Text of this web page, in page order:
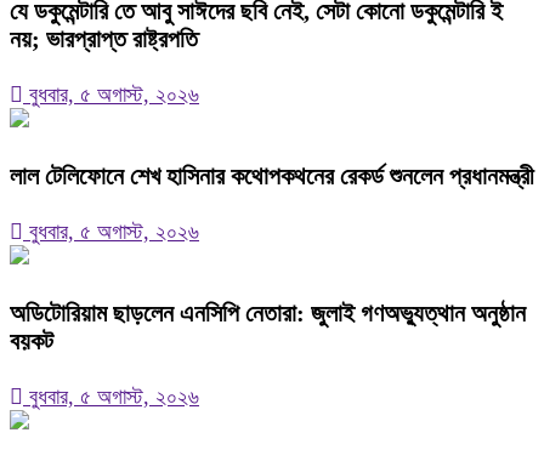
যে ডকুমেন্টারি তে আবু সাঈদের ছবি নেই, সেটা কোনো ডকুমেন্টারি ই
নয়; ভারপ্রাপ্ত রাষ্ট্রপতি
বুধবার, ৫ অগাস্ট, ২০২৬
লাল টেলিফোনে শেখ হাসিনার কথোপকথনের রেকর্ড শুনলেন প্রধানমন্ত্রী
বুধবার, ৫ অগাস্ট, ২০২৬
অডিটোরিয়াম ছাড়লেন এনসিপি নেতারা: জুলাই গণঅভ্যুত্থান অনুষ্ঠান
বয়কট
বুধবার, ৫ অগাস্ট, ২০২৬